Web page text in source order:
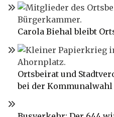
Carola Biehal bleibt
Ortsbeirat und
bei der